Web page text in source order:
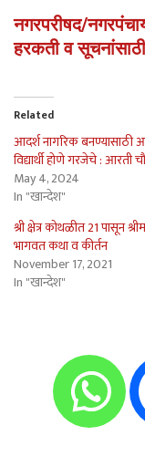
नगरपरीषद/
हरकती व
Related
आदर्श नागरिक बनण्यासाठी
विद्यार्थी होणे गरजेचे : आरती
May 4, 2024
In "खान्देश"
श्री क्षेत्र कोथळीत 21 पासून
भागवत कथा व कीर्तन
November 17, 2021
In "खान्देश"